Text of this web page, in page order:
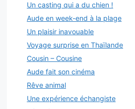
Un casting qui a du chien !
Aude en week-end à la plage
Un plaisir inavouable
Voyage surprise en Thaïlande
Cousin – Cousine
Aude fait son cinéma
Rêve animal
Une expérience échangiste